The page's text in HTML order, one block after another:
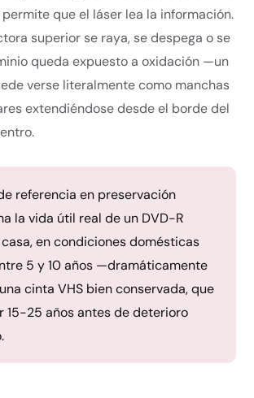
que el láser lea la información.
superior se raya, se despega o se
queda expuesto a oxidación —un
verse literalmente como manchas
extendiéndose desde el borde del
referencia en preservación
la vida útil real de un DVD-R
en condiciones domésticas
5 y 10 años —dramáticamente
cinta VHS bien conservada, que
15-25 años antes de deterioro